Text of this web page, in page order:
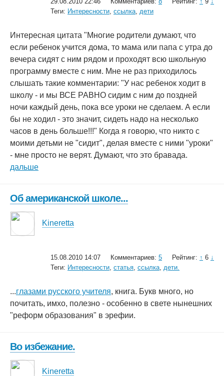
Теги: Интересности, ссылка, дети
Интересная цитата "Многие родители думают, что
если ребенок учится дома, то мама или папа с утра до
вечера сидят с ним рядом и проходят всю школьную
программу вместе с ним. Мне не раз приходилось
слышать такие комментарии: "У нас ребенок ходит в
школу - и мы ВСЕ РАВНО сидим с ним до поздней
ночи каждый день, пока все уроки не сделаем. А если
бы не ходил - это значит, сидеть надо на несколько
часов в день больше!!!" Когда я говорю, что никто с
моими детьми не "сидит", делая вместе с ними "уроки"
- мне просто не верят. Думают, что это бравада.
дальше
Об американской школе...
Kineretta
15.08.2010 14:07 Комментариев: 5 Рейтинг: ↑ 6 ↓
Теги: Интересности, статья, ссылка, дети.
...глазами русского учителя, книга. Букв много, но
почитать, имхо, полезно - особенно в свете нынешних
"реформ образования" в эрефии.
Во избежание.
Kineretta